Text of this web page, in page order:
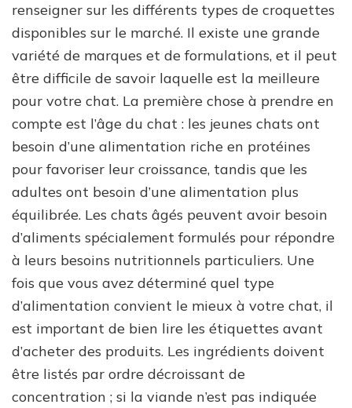
renseigner sur les différents types de croquettes
disponibles sur le marché. Il existe une grande
variété de marques et de formulations, et il peut
être difficile de savoir laquelle est la meilleure
pour votre chat. La première chose à prendre en
compte est l’âge du chat : les jeunes chats ont
besoin d’une alimentation riche en protéines
pour favoriser leur croissance, tandis que les
adultes ont besoin d’une alimentation plus
équilibrée. Les chats âgés peuvent avoir besoin
d’aliments spécialement formulés pour répondre
à leurs besoins nutritionnels particuliers. Une
fois que vous avez déterminé quel type
d’alimentation convient le mieux à votre chat, il
est important de bien lire les étiquettes avant
d’acheter des produits. Les ingrédients doivent
être listés par ordre décroissant de
concentration ; si la viande n’est pas indiquée